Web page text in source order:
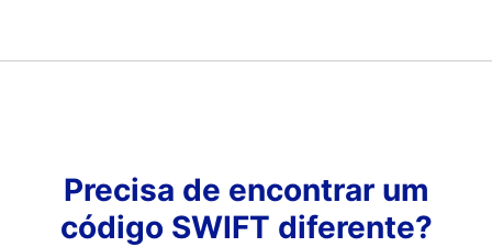
Precisa de encontrar um
código SWIFT diferente?